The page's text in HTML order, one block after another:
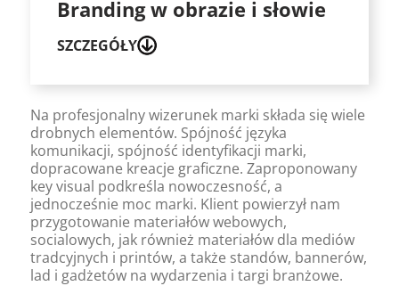
Branding w obrazie i słowie
SZCZEGÓŁY
Na profesjonalny wizerunek marki składa się wiele
drobnych elementów. Spójność języka
komunikacji, spójność identyfikacji marki,
dopracowane kreacje graficzne. Zaproponowany
key visual podkreśla nowoczesność, a
jednocześnie moc marki. Klient powierzył nam
przygotowanie materiałów webowych,
socialowych, jak również materiałów dla mediów
tradcyjnych i printów, a także standów, bannerów,
lad i gadżetów na wydarzenia i targi branżowe.